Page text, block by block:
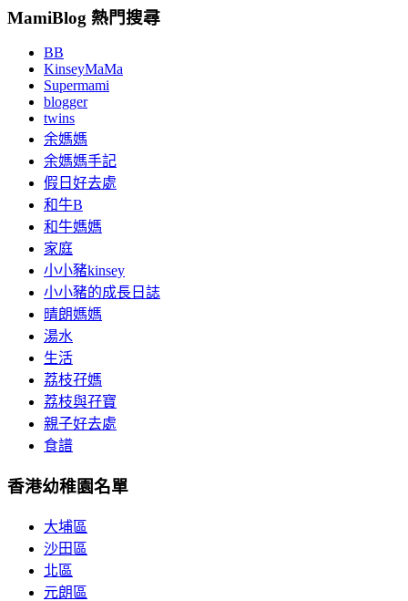
MamiBlog 熱門搜尋
BB
KinseyMaMa
Supermami
blogger
twins
余媽媽
余媽媽手記
假日好去處
和牛B
和牛媽媽
家庭
小小豬kinsey
小小豬的成長日誌
晴朗媽媽
湯水
生活
荔枝孖媽
荔枝與孖寶
親子好去處
食譜
香港幼稚園名單
大埔區
沙田區
北區
元朗區